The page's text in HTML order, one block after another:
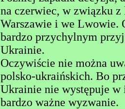
na czerwiec, w związku
Warszawie i we Lwowie.
bardzo przychylnym
Ukrainie.
Oczywiście nie można
polsko-ukraińskich. Bo
Ukrainie nie występuje w
bardzo ważne wyzwanie.